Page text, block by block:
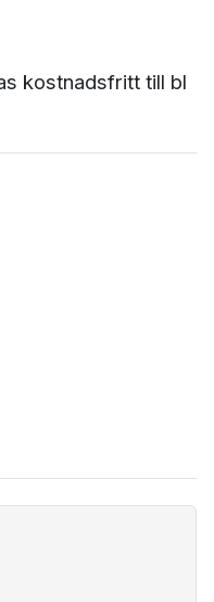
kostnadsfritt till bl